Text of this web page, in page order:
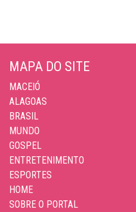
MAPA DO SITE
MACEIÓ
ALAGOAS
BRASIL
MUNDO
GOSPEL
ENTRETENIMENTO
ESPORTES
HOME
SOBRE O PORTAL